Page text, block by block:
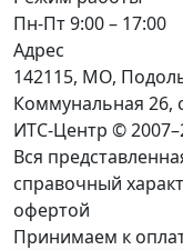
Пн-Пт 9:00 – 17:00
Адрес
142115, МО,
Коммунальная 26,
ИТС-Центр ©
Вся
справочный
офертой
Принимаем к